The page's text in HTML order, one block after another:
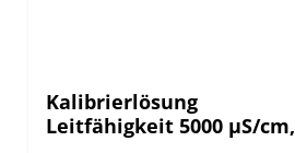
Kalibrierlösung
Leitfähigkeit 5000 µS/cm,